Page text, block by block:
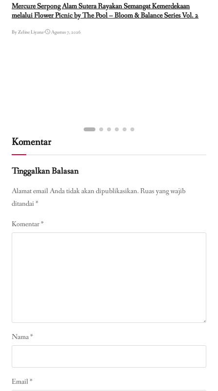
Mercure Serpong Alam Sutera Rayakan Semangat Kemerdekaan
melalui Flower Picnic by The Pool – Bloom & Balance Series Vol. 2
By Zeline Liyana• Agustus 7, 2026
Komentar
Tinggalkan Balasan
Alamat email Anda tidak akan dipublikasikan.Ruas yang wajib
ditandai*
Komentar*
Nama*
Email*